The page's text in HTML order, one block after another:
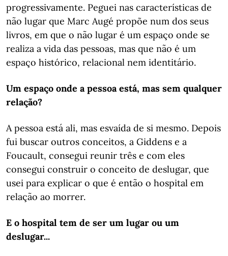
progressivamente. Peguei nas características de
não lugar que Marc Augé propõe num dos seus
livros, em que o não lugar é um espaço onde se
realiza a vida das pessoas, mas que não é um
espaço histórico, relacional nem identitário.
Um espaço onde a pessoa está, mas sem qualquer
relação?
A pessoa está ali, mas esvaída de si mesmo. Depois
fui buscar outros conceitos, a Giddens e a
Foucault, consegui reunir três e com eles
consegui construir o conceito de deslugar, que
usei para explicar o que é então o hospital em
relação ao morrer.
E o hospital tem de ser um lugar ou um
deslugar...